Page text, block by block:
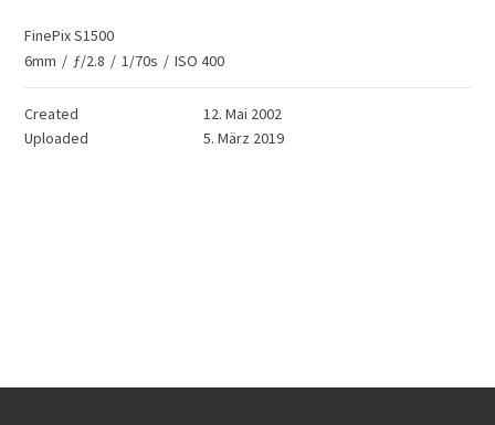
FinePix S1500
6mm / ƒ/2.8 / 1/70s / ISO 400
Created
12. Mai 2002
Uploaded
5. März 2019